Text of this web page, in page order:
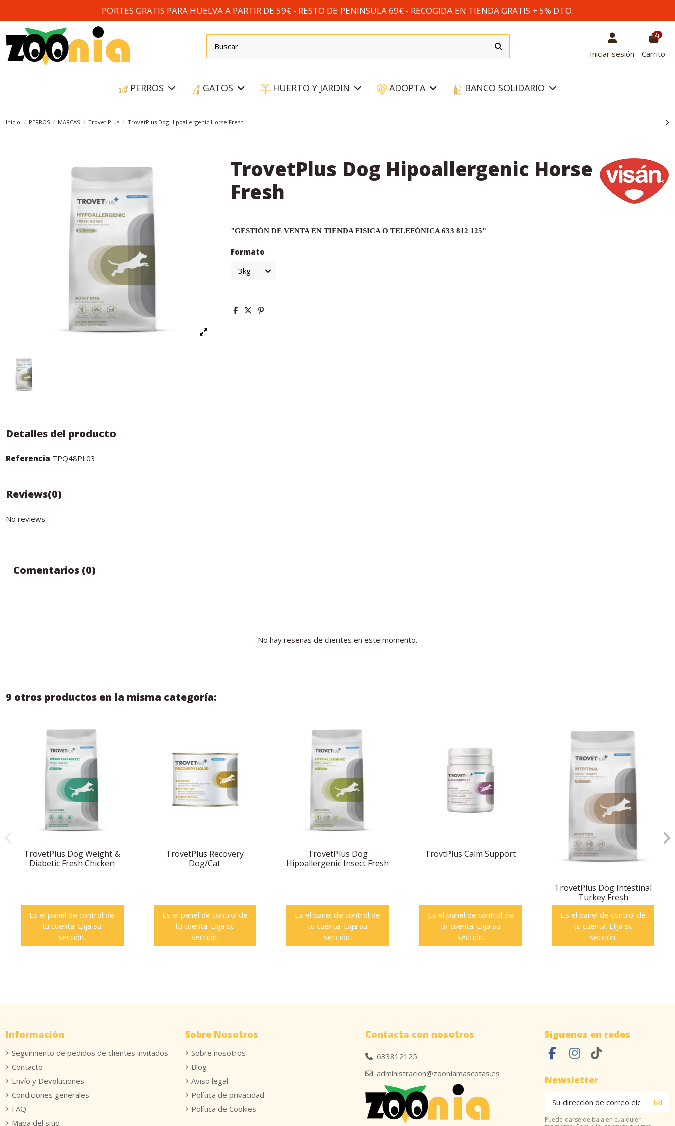
PORTES GRATIS PARA HUELVA A PARTIR DE 59€ - RESTO DE PENINSULA 69€ - RECOGIDA EN TIENDA GRATIS + 5% DTO.
Iniciar sesión
4
Carrito
PERROS GATOS HUERTO Y JARDIN ADOPTA BANCO SOLIDARIO
Inicio PERROS MARCAS Trovet Plus TrovetPlus Dog Hipoallergenic Horse Fresh
TrovetPlus Dog Hipoallergenic Horse
Fresh
"GESTIÓN DE VENTA EN TIENDA FISICA O TELEFÓNICA 633 812 125"
Formato
Detalles del producto
Referencia TPQ48PL03
Reviews(0)
No reviews
Comentarios (0)
No hay reseñas de clientes en este momento.
9 otros productos en la misma categoría:
TrovetPlus Dog Weight &
Diabetic Fresh Chicken
Es el panel de control de
tu cuenta. Elija su
sección.
TrovetPlus Recovery
Dog/Cat
Es el panel de control de
tu cuenta. Elija su
sección.
TrovetPlus Dog
Hipoallergenic Insect Fresh
Es el panel de control de
tu cuenta. Elija su
sección.
TrovtPlus Calm Support
Es el panel de control de
tu cuenta. Elija su
sección.
TrovetPlus Dog Intestinal
Turkey Fresh
Es el panel de control de
tu cuenta. Elija su
sección.
Información
Seguimiento de pedidos de clientes invitados
Contacto
Envío y Devoluciones
Condiciones generales
FAQ
Mapa del sitio
Sobre Nosotros
Sobre nosotros
Blog
Aviso legal
Política de privacidad
Política de Cookies
Contacta con nosotros
633812125
administracion@zooniamascotas.es
Síguenos en redes
Newsletter
Puede darse de baja en cualquier